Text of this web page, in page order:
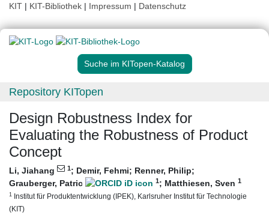
KIT | KIT-Bibliothek | Impressum | Datenschutz
Suche im KITopen-Katalog
Repository KITopen
Design Robustness Index for
Evaluating the Robustness of Product
Concept
Li, Jiahang 1; Demir, Fehmi; Renner, Philip;
Grauberger, Patric
1; Matthiesen, Sven 1
1 Institut für Produktentwicklung (IPEK), Karlsruher Institut für Technologie
(KIT)